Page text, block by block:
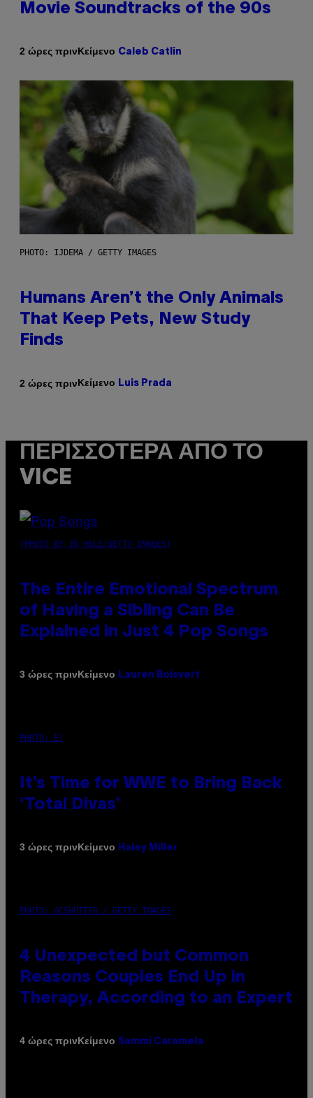
Movie Soundtracks of the 90s
2 ώρες πρινΚείμενο Caleb Catlin
PHOTO: IJDEMA / GETTY IMAGES
Humans Aren’t the Only Animals
That Keep Pets, New Study
Finds
2 ώρες πρινΚείμενο Luis Prada
ΠΕΡΙΣΣΌΤΕΡΑ ΑΠΌ ΤΟ
VICE
(PHOTO BY JO HALE/GETTY IMAGES)
The Entire Emotional Spectrum
of Having a Sibling Can Be
Explained in Just 4 Pop Songs
3 ώρες πρινΚείμενο Lauren Boisvert
PHOTO: E!
It’s Time for WWE to Bring Back
‘Total Divas’
3 ώρες πρινΚείμενο Haley Miller
PHOTO: GCSHUTTER / GETTY IMAGES
4 Unexpected but Common
Reasons Couples End Up in
Therapy, According to an Expert
4 ώρες πρινΚείμενο Sammi Caramela